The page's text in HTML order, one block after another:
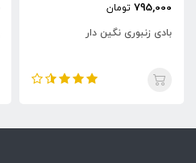
795,000 تومان
بادی زنبوری نگین دار